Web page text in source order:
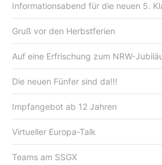
Informationsabend für die neuen 5.
Gruß vor den Herbstferien
Auf eine Erfrischung zum NRW-
Die neuen Fünfer sind da!!!
Impfangebot ab 12 Jahren
Virtueller Europa-Talk
Teams am SSGX